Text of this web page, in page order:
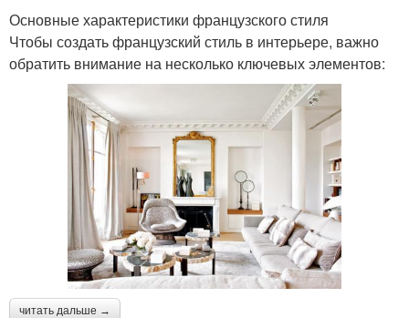
Материалы в интерьере Атмосфера в интерьере
Интерьер с нуля Популярные стили
Гамма для интерьера
Аксессуары для
Основные характеристики французского стиля
Чтобы создать французский стиль в интерьере, важно
обратить внимание на несколько ключевых элементов:
читать дальше →